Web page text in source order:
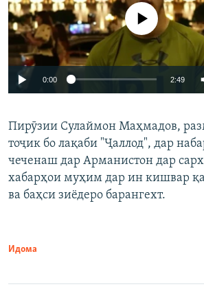
Auto 240p 360p
720p 1080p
Феълан кор
0:00 2:49
Пирӯзии Сулаймон Маҳмадов,
тоҷик бо лақаби "Ҷаллод", дар
чеченаш дар Арманистон дар
хабарҳои муҳим дар ин кишвар
ва баҳси зиёдеро барангехт.
Идома